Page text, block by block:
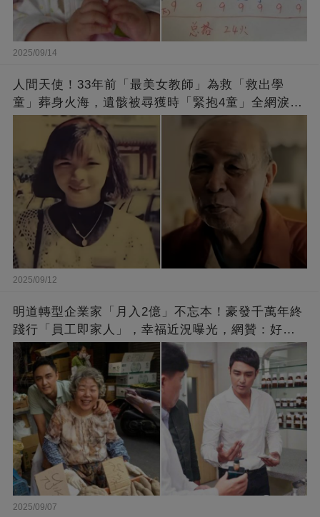
2025/09/14
人間天使！33年前「最美女教師」為救「救出學
童」葬身火海，遺骸被尋獲時「緊抱4童」全網淚
崩：真正的英雄不該被遺忘
2025/09/12
明道轉型企業家「月入2億」不忘本！豪發千萬年終
踐行「員工即家人」，幸福近況曝光，網贊：好老
闆的福報
2025/09/07